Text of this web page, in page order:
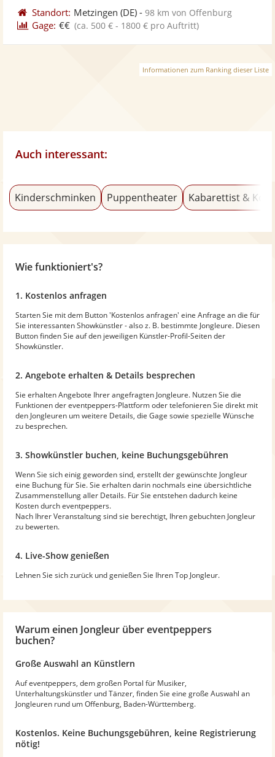
Standort: Metzingen (DE) -98 km von Offenburg
Gage: €€ (ca. 500 € - 1800 € pro Auftritt)
Informationen zum Ranking dieser Liste
Auch interessant:
Kinderschminken Puppentheater Kabarettist &
Wie funktioniert's?
1. Kostenlos anfragen
Starten Sie mit dem Button 'Kostenlos anfragen' eine Anfrage an die für
Sie interessanten Showkünstler - also z. B. bestimmte Jongleure. Diesen
Button finden Sie auf den jeweiligen Künstler-Profil-Seiten der
Showkünstler.
2. Angebote erhalten & Details besprechen
Sie erhalten Angebote Ihrer angefragten Jongleure. Nutzen Sie die
Funktionen der eventpeppers-Plattform oder telefonieren Sie direkt mit
den Jongleuren um weitere Details, die Gage sowie spezielle Wünsche
zu besprechen.
3. Showkünstler buchen, keine Buchungsgebühren
Wenn Sie sich einig geworden sind, erstellt der gewünschte Jongleur
eine Buchung für Sie. Sie erhalten darin nochmals eine übersichtliche
Zusammenstellung aller Details. Für Sie entstehen dadurch keine
Kosten durch eventpeppers.
Nach Ihrer Veranstaltung sind sie berechtigt, Ihren gebuchten Jongleur
zu bewerten.
4. Live-Show genießen
Lehnen Sie sich zurück und genießen Sie Ihren Top Jongleur.
Warum einen Jongleur über eventpeppers
buchen?
Große Auswahl an Künstlern
Auf eventpeppers, dem großen Portal für Musiker,
Unterhaltungskünstler und Tänzer, finden Sie eine große Auswahl an
Jongleuren rund um Offenburg, Baden-Württemberg.
Kostenlos. Keine Buchungsgebühren, keine Registrierung
nötig!